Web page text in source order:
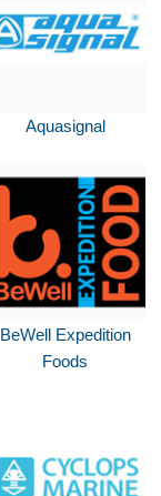
Aquasignal
BeWell Expedition
Foods